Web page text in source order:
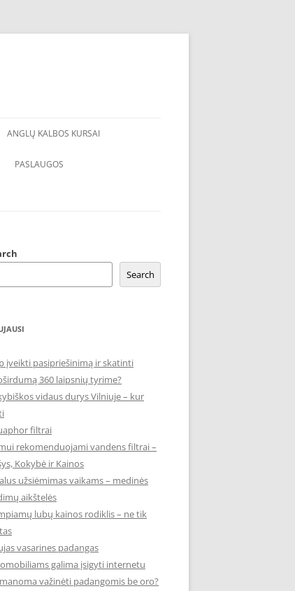
ANGLŲ KALBOS KURSAI
PASLAUGOS
Search
įveikti pasipriešinimą ir skatinti
360 laipsnių tyrime?
vidaus durys Vilniuje – kur
filtrai
rekomenduojami vandens filtrai –
Kokybė ir Kainos
užsiėmimas vaikams – medinės
aikštelės
lubų kainos rodiklis – ne tik
vasarines padangas
galima įsigyti internetu
važinėti padangomis be oro?